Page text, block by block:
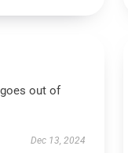
out of
Dec 13, 2024